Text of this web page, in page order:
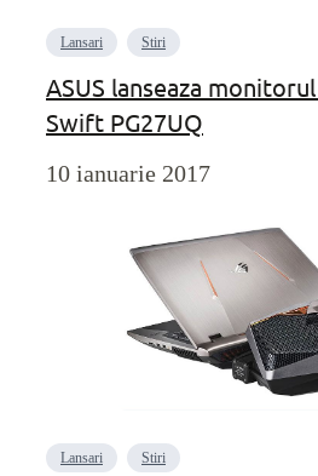
Lansari Stiri
ASUS lanseaza
Swift PG27UQ
10 ianuarie 2017
Lansari Stiri